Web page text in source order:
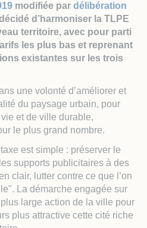
modifiée par délibération
d’harmoniser la TLPE
territoire, avec pour parti
les plus bas et reprenant
existantes sur les trois
une volonté d’améliorer et
du paysage urbain, pour
et de ville durable,
le plus grand nombre.
taxe est simple : préserver le
supports publicitaires à des
clair, lutter contre ce que l’on
La démarche engagée sur
large action de la ville pour
plus attractive cette cité riche